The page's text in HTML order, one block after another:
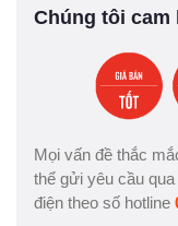
Chúng tôi cam
Mọi vấn đề thắc
thể gửi yêu cầu
điện theo số hotline